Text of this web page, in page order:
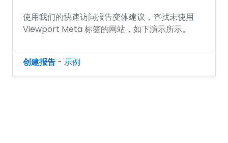
使用我们的快速访问报告变体建议，查找未使用
Viewport Meta 标签的网站，如下演示所示。
创建报告 - 示例